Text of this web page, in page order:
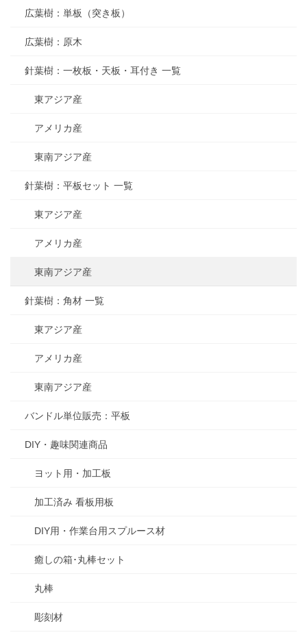
広葉樹：単板（突き板）
広葉樹：原木
針葉樹：一枚板・天板・耳付き 一覧
東アジア産
アメリカ産
東南アジア産
針葉樹：平板セット 一覧
東アジア産
アメリカ産
東南アジア産
針葉樹：角材 一覧
東アジア産
アメリカ産
東南アジア産
バンドル単位販売：平板
DIY・趣味関連商品
ヨット用・加工板
加工済み 看板用板
DIY用・作業台用スプルース材
癒しの箱･丸棒セット
丸棒
彫刻材